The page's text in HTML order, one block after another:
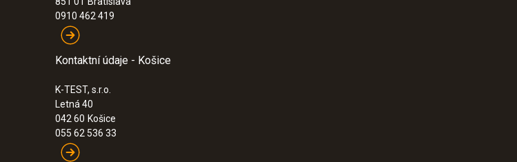
0910 462 419
Kontaktní údaje - Košice
K-TEST, s.r.o.
Letná 40
042 60 Košice
055 62 536 33